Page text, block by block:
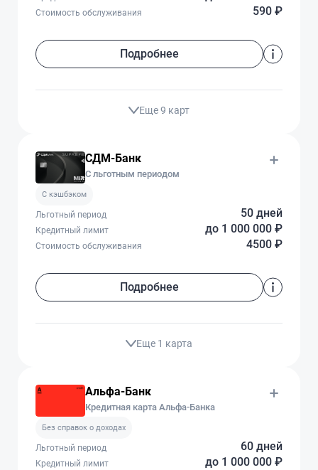
590 ₽
Стоимость обслуживания
Подробнее
Еще 9 карт
СДМ-Банк
С льготным периодом
C кэшбэком
50 дней
Льготный период
до 1 000 000 ₽
Кредитный лимит
4500 ₽
Стоимость обслуживания
Подробнее
Еще 1 карта
Альфа-Банк
Кредитная карта Альфа-Банка
Без справок о доходах
60 дней
Льготный период
до 1 000 000 ₽
Кредитный лимит